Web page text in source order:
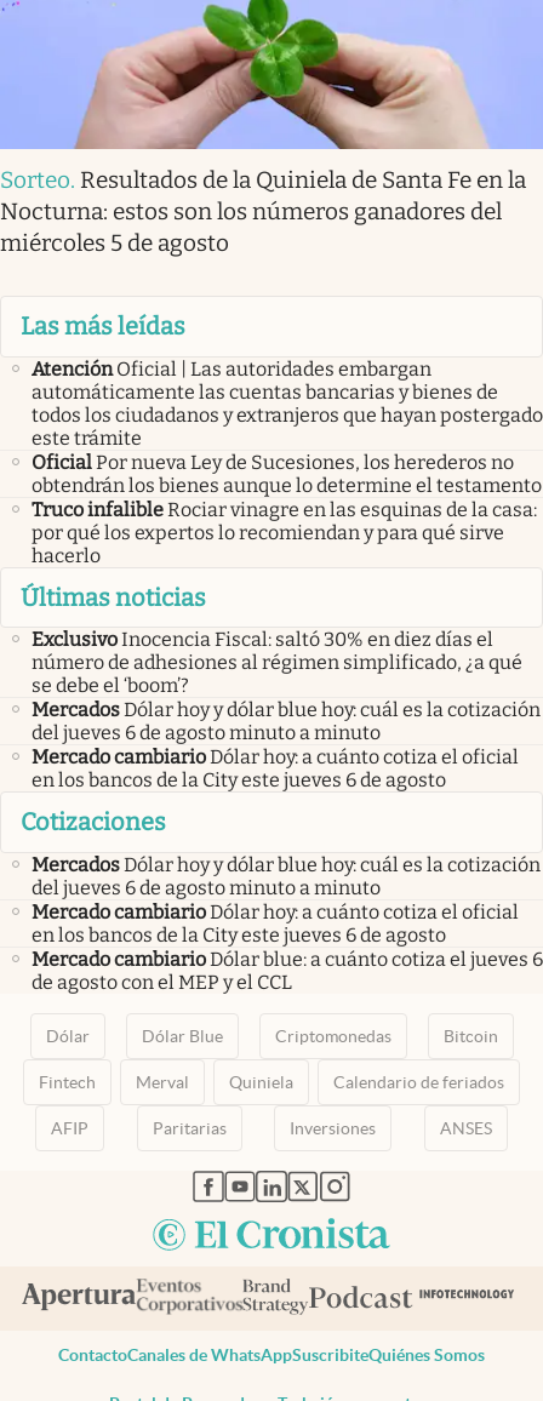
Sorteo. Resultados de la Quiniela de Santa Fe en la
Nocturna: estos son los números ganadores del
miércoles 5 de agosto
Las más leídas
Atención Oficial | Las autoridades embargan
automáticamente las cuentas bancarias y bienes de
todos los ciudadanos y extranjeros que hayan postergado
este trámite
OficialPor nueva Ley de Sucesiones, los herederos no
obtendrán los bienes aunque lo determine el testamento
Truco infalibleRociar vinagre en las esquinas de la casa:
por qué los expertos lo recomiendan y para qué sirve
hacerlo
Últimas noticias
ExclusivoInocencia Fiscal: saltó 30% en diez días el
número de adhesiones al régimen simplificado, ¿a qué
se debe el ‘boom’?
MercadosDólar hoy y dólar blue hoy: cuál es la cotización
del jueves 6 de agosto minuto a minuto
Mercado cambiarioDólar hoy: a cuánto cotiza el oficial
en los bancos de la City este jueves 6 de agosto
Cotizaciones
MercadosDólar hoy y dólar blue hoy: cuál es la cotización
del jueves 6 de agosto minuto a minuto
Mercado cambiarioDólar hoy: a cuánto cotiza el oficial
en los bancos de la City este jueves 6 de agosto
Mercado cambiarioDólar blue: a cuánto cotiza el jueves 6
de agosto con el MEP y el CCL
Dólar Dólar Blue Criptomonedas Bitcoin
Fintech Merval Quiniela Calendario de feriados
AFIP Paritarias Inversiones ANSES
abre en nueva pestaña
abre en nueva pestaña
abre en nueva pestaña
abre en nueva pestaña
abre en nueva pestaña
ContactoCanales de WhatsAppSuscribiteQuiénes Somos